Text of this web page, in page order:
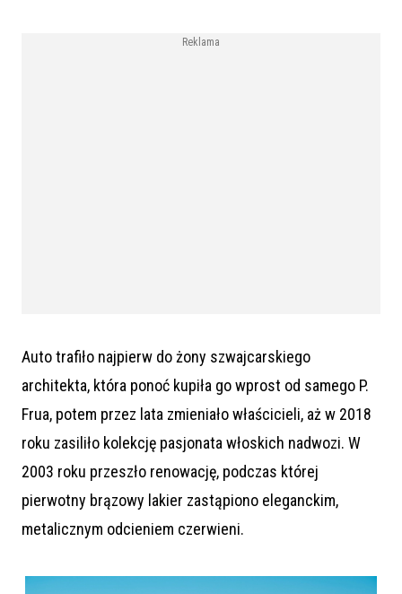
Reklama
Auto trafiło najpierw do żony szwajcarskiego
architekta, która ponoć kupiła go wprost od samego P.
Frua, potem przez lata zmieniało właścicieli, aż w 2018
roku zasiliło kolekcję pasjonata włoskich nadwozi. W
2003 roku przeszło renowację, podczas której
pierwotny brązowy lakier zastąpiono eleganckim,
metalicznym odcieniem czerwieni.